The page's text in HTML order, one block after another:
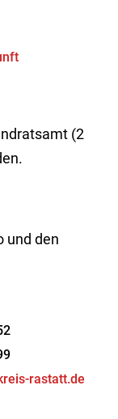
(2
und den
rastatt.de